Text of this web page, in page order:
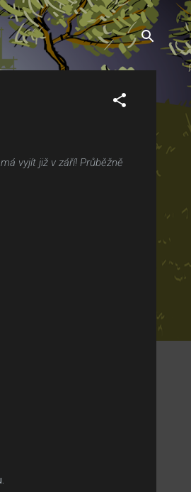
vyjít již v září! Průběžně